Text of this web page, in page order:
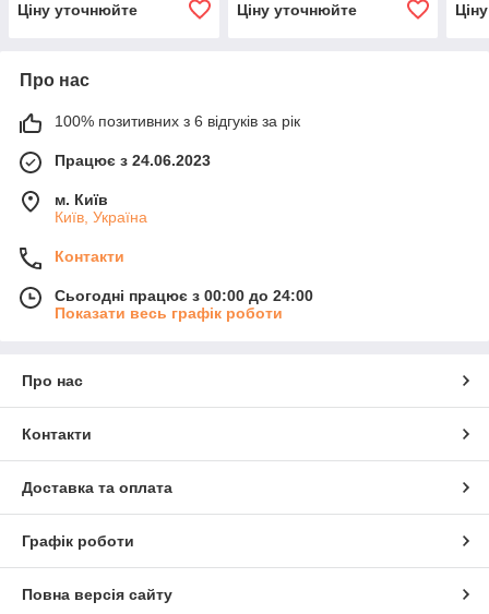
Мюллера сбм20 sbm-20
Ціну уточнюйте
Мюллера
Ціну уточнюйте
Про нас
100% позитивних з 6 відгуків за рік
Працює з 24.06.2023
м. Київ
Київ, Україна
Контакти
Сьогодні працює з 00:00 до 24:00
Показати весь графік роботи
Про нас
Контакти
Доставка та оплата
Графік роботи
Повна версія сайту